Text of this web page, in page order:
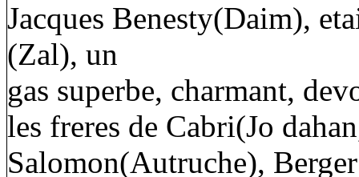
Jacques Benesty(Daim),
(Zal), un
gas superbe, charmant,
les freres de Cabri(Jo
Salomon(Autruche),